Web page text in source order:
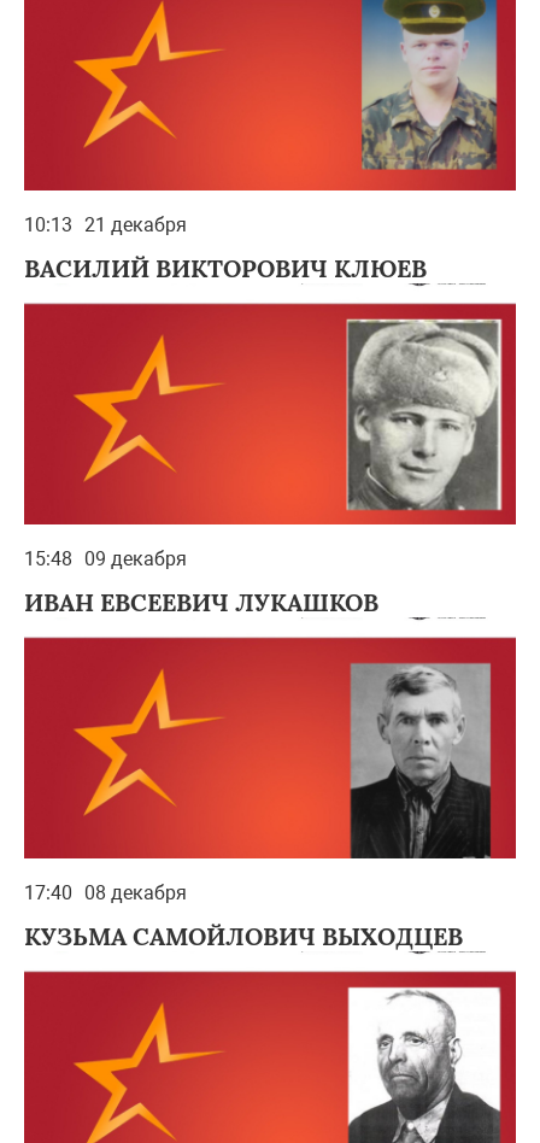
10:13 21 декабря
ВАСИЛИЙ ВИКТОРОВИЧ КЛЮЕВ
15:48 09 декабря
ИВАН ЕВСЕЕВИЧ ЛУКАШКОВ
17:40 08 декабря
КУЗЬМА САМОЙЛОВИЧ ВЫХОДЦЕВ